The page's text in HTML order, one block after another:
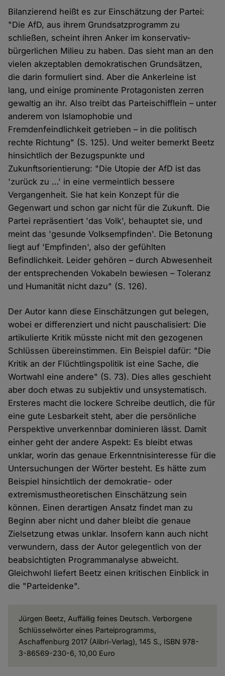
Bilanzierend heißt es zur Einschätzung der Partei:
"Die AfD, aus ihrem Grundsatzprogramm zu
schließen, scheint ihren Anker im konservativ-
bürgerlichen Milieu zu haben. Das sieht man an den
vielen akzeptablen demokratischen Grundsätzen,
die darin formuliert sind. Aber die Ankerleine ist
lang, und einige prominente Protagonisten zerren
gewaltig an ihr. Also treibt das Parteischifflein – unter
anderem von Islamophobie und
Fremdenfeindlichkeit getrieben – in die politisch
rechte Richtung" (S. 125). Und weiter bemerkt Beetz
hinsichtlich der Bezugspunkte und
Zukunftsorientierung: "Die Utopie der AfD ist das
'zurück zu …' in eine vermeintlich bessere
Vergangenheit. Sie hat kein Konzept für die
Gegenwart und schon gar nicht für die Zukunft. Die
Partei repräsentiert 'das Volk', behauptet sie, und
meint das 'gesunde Volksempfinden'. Die Betonung
liegt auf 'Empfinden', also der gefühlten
Befindlichkeit. Leider gehören – durch Abwesenheit
der entsprechenden Vokabeln bewiesen – Toleranz
und Humanität nicht dazu" (S. 126).
Der Autor kann diese Einschätzungen gut belegen,
wobei er differenziert und nicht pauschalisiert: Die
artikulierte Kritik müsste nicht mit den gezogenen
Schlüssen übereinstimmen. Ein Beispiel dafür: "Die
Kritik an der Flüchtlingspolitik ist eine Sache, die
Wortwahl eine andere" (S. 73). Dies alles geschieht
aber doch etwas zu subjektiv und unsystematisch.
Ersteres macht die lockere Schreibe deutlich, die für
eine gute Lesbarkeit steht, aber die persönliche
Perspektive unverkennbar dominieren lässt. Damit
einher geht der andere Aspekt: Es bleibt etwas
unklar, worin das genaue Erkenntnisinteresse für die
Untersuchungen der Wörter besteht. Es hätte zum
Beispiel hinsichtlich der demokratie- oder
extremismustheoretischen Einschätzung sein
können. Einen derartigen Ansatz findet man zu
Beginn aber nicht und daher bleibt die genaue
Zielsetzung etwas unklar. Insofern kann auch nicht
verwundern, dass der Autor gelegentlich von der
beabsichtigten Programmanalyse abweicht.
Gleichwohl liefert Beetz einen kritischen Einblick in
die "Parteidenke".
Jürgen Beetz, Auffällig feines Deutsch. Verborgene
Schlüsselwörter eines Parteiprogramms,
Aschaffenburg 2017 (Alibri-Verlag), 145 S., ISBN 978-
3-86569-230-6, 10,00 Euro